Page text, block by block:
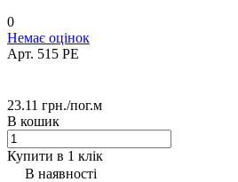
0
Немає оцінок
Арт. 515 РЕ
23.11 грн./пог.м
В кошик
Купити в 1 клік
В наявності